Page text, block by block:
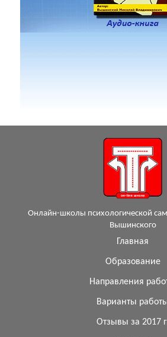
Онлайн-школы психологической
Вышинского
Главная
Образование
Направления
Варианты
Отзывы за 2017